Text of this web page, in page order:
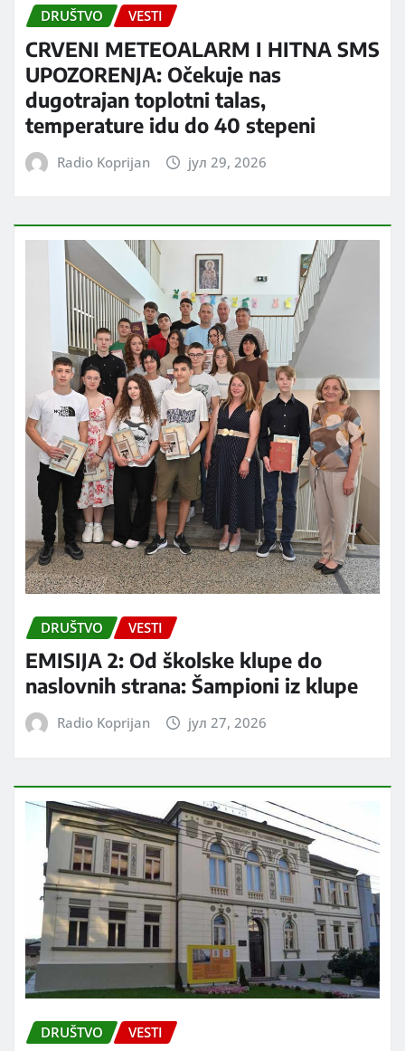
DRUŠTVO VESTI
CRVENI METEOALARM I HITNA SMS
UPOZORENJA: Očekuje nas
dugotrajan toplotni talas,
temperature idu do 40 stepeni
Radio Koprijan јул 29, 2026
DRUŠTVO VESTI
EMISIJA 2: Od školske klupe do
naslovnih strana: Šampioni iz klupe
Radio Koprijan јул 27, 2026
DRUŠTVO VESTI